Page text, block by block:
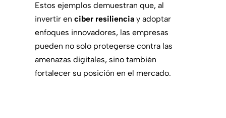
Estos ejemplos demuestran que, al
invertir en ciber resilienciay adoptar
enfoques innovadores, las empresas
pueden no solo protegerse contra las
amenazas digitales, sino también
fortalecer su posición en el mercado.